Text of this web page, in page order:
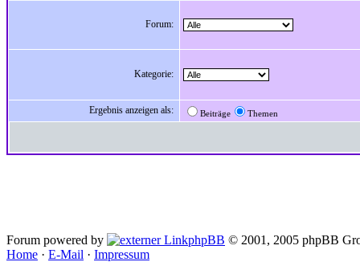
Forum:
Kategorie:
Ergebnis anzeigen als: Beiträge Themen
Forum powered by phpBB © 2001, 2005 phpBB
Home · E-Mail · Impressum